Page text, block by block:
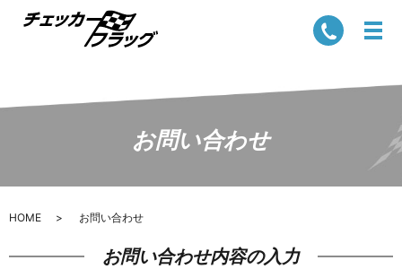
お問い合わせ
HOME お問い合わせ
お問い合わせ内容の入力